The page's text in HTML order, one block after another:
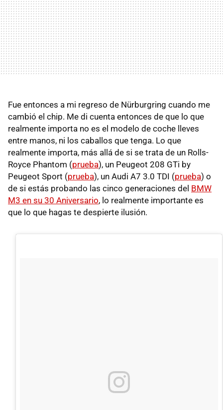
Fue entonces a mi regreso de Nürburgring cuando me
cambió el chip. Me di cuenta entonces de que lo que
realmente importa no es el modelo de coche lleves
entre manos, ni los caballos que tenga. Lo que
realmente importa, más allá de si se trata de un Rolls-
Royce Phantom (prueba), un Peugeot 208 GTi by
Peugeot Sport (prueba), un Audi A7 3.0 TDI (prueba) o
de si estás probando las cinco generaciones del BMW
M3 en su 30 Aniversario, lo realmente importante es
que lo que hagas te despierte ilusión.